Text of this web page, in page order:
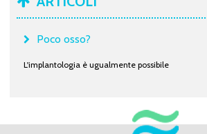
Poco osso?
L'implantologia è ugualmente possibile